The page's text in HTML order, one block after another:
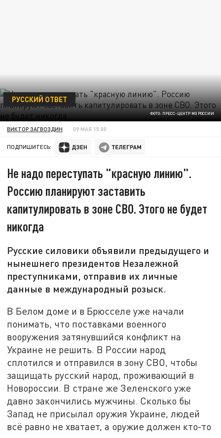
ФОТО: ПРЕСС-ЦЕНТР МО РОССИИ
РУССКИЙ ОТВЕТ
ВИКТОР ЗАГВОЗДИН 09 МАЯ 15:00
ПОДПИШИТЕСЬ:
Не надо переступать "красную линию".
Россию планируют заставить
капитулировать в зоне СВО. Этого не будет
никогда
Русские силовики объявили предыдущего и
нынешнего президентов Незалежной
преступниками, отправив их личные
данные в международный розыск.
В Белом доме и в Брюсселе уже начали
понимать, что поставками военного
вооружения затянувшийся конфликт на
Украине не решить. В России народ
сплотился и отправился в зону СВО, чтобы
защищать русский народ, проживающий в
Новороссии. В стране же Зеленского уже
давно закончились мужчины. Сколько бы
Запад не присылал оружия Украине, людей
всё равно не хватает, а оружие должен кто-то